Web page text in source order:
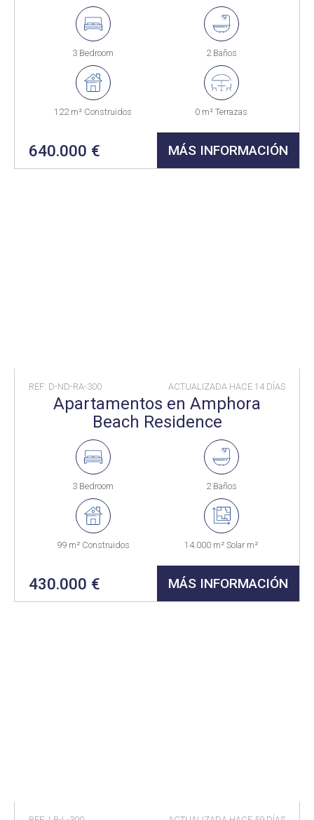
3 Bedroom 2 Baños
122 m² Construidos 0 m² Terrazas
640.000 € MÁS INFORMACIÓN
REF: D-ND-RA-300 ACTUALIZADA HACE 14 DÍAS
Apartamentos en Amphora
Beach Residence
3 Bedroom 2 Baños
99 m² Construidos 14.000 m² Solar m²
430.000 € MÁS INFORMACIÓN